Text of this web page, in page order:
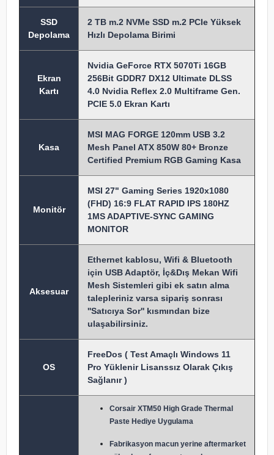
SSD
Depolama
2 TB m.2 NVMe SSD m.2 PCIe Yüksek
Hızlı Depolama Birimi
Ekran
Kartı
Nvidia GeForce RTX 5070Ti 16GB
256Bit GDDR7 DX12 Ultimate DLSS
4.0 Nvidia Reflex 2.0 Multiframe Gen.
PCIE 5.0 Ekran Kartı
Kasa
MSI MAG FORGE 120mm USB 3.2
Mesh Panel ATX 850W 80+ Bronze
Certified Premium RGB Gaming Kasa
Monitör
MSI 27" Gaming Series 1920x1080
(FHD) 16:9 FLAT RAPID IPS 180HZ
1MS ADAPTIVE-SYNC GAMING
MONITOR
Aksesuar
Ethernet kablosu, Wifi & Bluetooth
için USB Adaptör, İç&Dış Mekan Wifi
Mesh Sistemleri gibi ek satın alma
talepleriniz varsa sipariş sonrası
''Satıcıya Sor'' kısmından bize
ulaşabilirsiniz.
OS
FreeDos ( Test Amaçlı Windows 11
Pro Yüklenir Lisanssız Olarak Çıkış
Sağlanır )
Corsair XTM50 High Grade Thermal
Paste Hediye Uygulama
Fabrikasyon macun yerine aftermarket